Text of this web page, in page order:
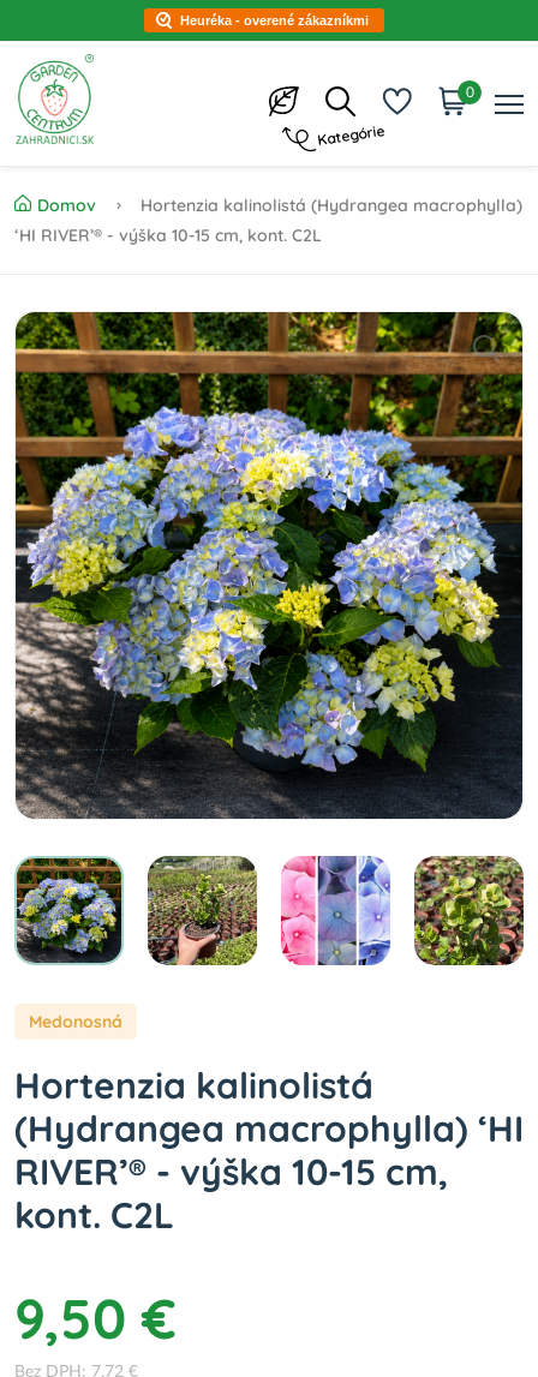
Heuréka - overené zákazníkmi
Kategórie
0
Domov
Hortenzia kalinolistá (Hydrangea macrophylla)
‘HI RIVER’® - výška 10-15 cm, kont. C2L
Medonosná
Hortenzia kalinolistá
(Hydrangea macrophylla) ‘HI
RIVER’® - výška 10-15 cm,
kont. C2L
9,50 €
Bez DPH: 7,72 €